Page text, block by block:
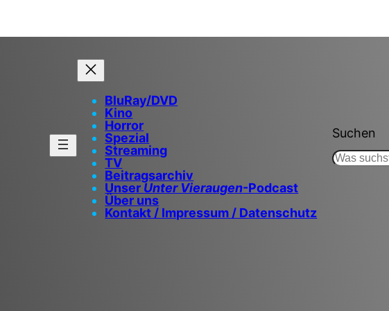
BluRay/DVD
Kino
Horror
Spezial
Streaming
TV
Beitragsarchiv
Unser Unter Vieraugen-Podcast
Über uns
Kontakt / Impressum / Datenschutz
Suchen